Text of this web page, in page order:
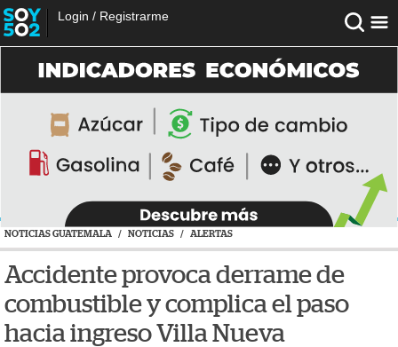
Login / Registrarme
NOTICIAS GUATEMALA / NOTICIAS / ALERTAS
Accidente provoca derrame de
combustible y complica el paso
hacia ingreso Villa Nueva